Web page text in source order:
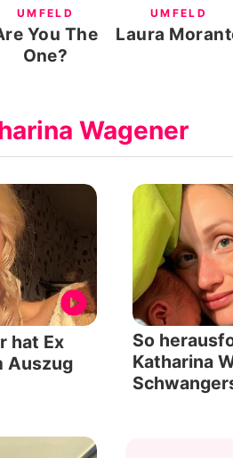
UMFELD
You The
One?
UMFELD
Laura
Wagener
hat Ex
Auszug
So
Katharina